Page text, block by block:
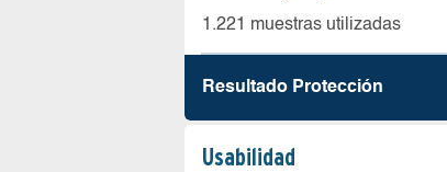
1.221 muestras utilizadas
Resultado Protección
Usabilidad